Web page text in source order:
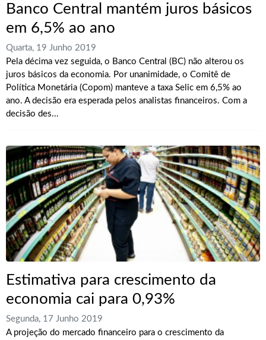
Banco Central mantém juros básicos
em 6,5% ao ano
Quarta, 19 Junho 2019
Pela décima vez seguida, o Banco Central (BC) não alterou os
juros básicos da economia. Por unanimidade, o Comitê de
Política Monetária (Copom) manteve a taxa Selic em 6,5% ao
ano. A decisão era esperada pelos analistas financeiros. Com a
decisão des...
Estimativa para crescimento da
economia cai para 0,93%
Segunda, 17 Junho 2019
A projeção do mercado financeiro para o crescimento da